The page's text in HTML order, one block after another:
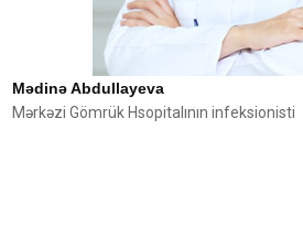
Mədinə Abdullayeva
Mərkəzi Gömrük Hsopitalının infeksionisti